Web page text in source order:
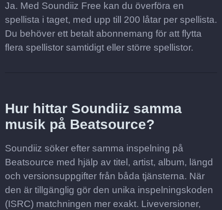
Ja. Med Soundiiz Free kan du överföra en
spellista i taget, med upp till 200 låtar per spellista.
Du behöver ett betalt abonnemang för att flytta
flera spellistor samtidigt eller större spellistor.
Hur hittar Soundiiz samma
musik på Beatsource?
Soundiiz söker efter samma inspelning på
Beatsource med hjälp av titel, artist, album, längd
och versionsuppgifter från båda tjänsterna. När
den är tillgänglig gör den unika inspelningskoden
(ISRC) matchningen mer exakt. Liveversioner,